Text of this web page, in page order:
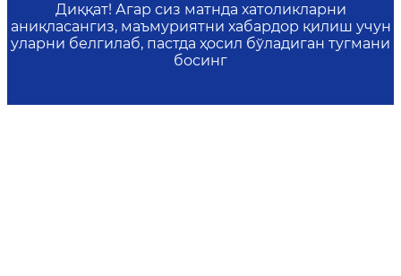
Диққат! Агар сиз матнда хатоликларни
аниқласангиз, маъмуриятни хабардор қилиш учун
уларни белгилаб, пастда ҳосил бўладиган тугмани
босинг